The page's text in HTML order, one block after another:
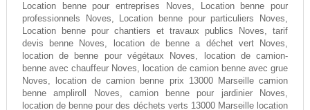
Location benne pour entreprises Noves, Location benne pour
professionnels Noves, Location benne pour particuliers Noves,
Location benne pour chantiers et travaux publics Noves, tarif
devis benne Noves, location de benne a déchet vert Noves,
location de benne pour végétaux Noves, location de camion-
benne avec chauffeur Noves, location de camion benne avec grue
Noves, location de camion benne prix 13000 Marseille camion
benne ampliroll Noves, camion benne pour jardinier Noves,
location de benne pour des déchets verts 13000 Marseille location